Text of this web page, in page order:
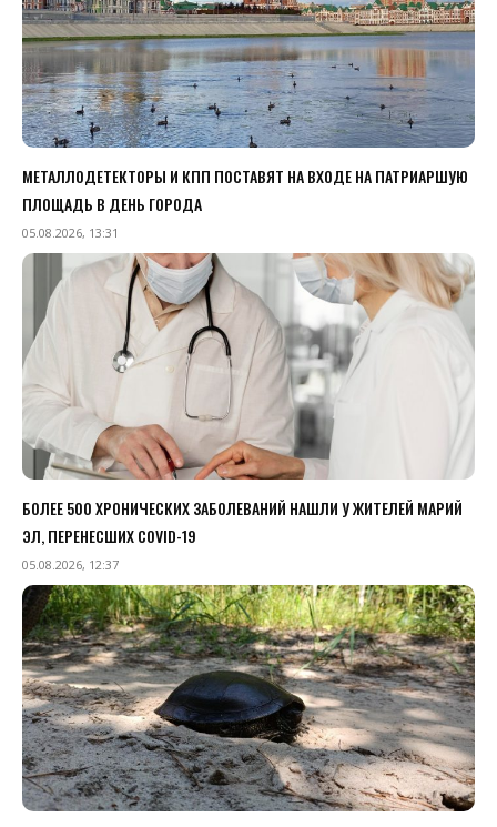
МЕТАЛЛОДЕТЕКТОРЫ И КПП ПОСТАВЯТ НА ВХОДЕ НА ПАТРИАРШУЮ
ПЛОЩАДЬ В ДЕНЬ ГОРОДА
05.08.2026, 13:31
БОЛЕЕ 500 ХРОНИЧЕСКИХ ЗАБОЛЕВАНИЙ НАШЛИ У ЖИТЕЛЕЙ МАРИЙ
ЭЛ, ПЕРЕНЕСШИХ COVID-19
05.08.2026, 12:37